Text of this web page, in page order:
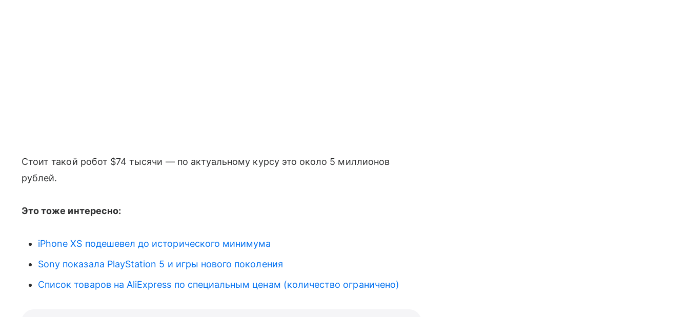
Стоит такой робот $74 тысячи — по актуальному курсу это около 5 миллионов
рублей.
Это тоже интересно:
iPhone XS подешевел до исторического минимума
Sony показала PlayStation 5 и игры нового поколения
Список товаров на AliExpress по специальным ценам (количество ограничено)